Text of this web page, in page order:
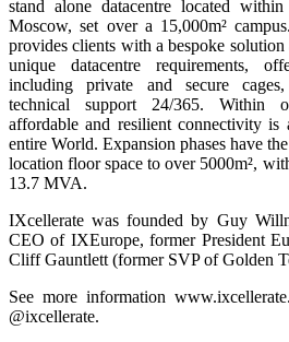
stand alone datacentre located
Moscow, set over a 15,000m²
provides clients with a bespoke
unique datacentre requirements,
including private and secure
technical support 24/365. Within
affordable and resilient connectivity is
entire World. Expansion phases have
location floor space to over 5000m²,
13.7 MVA.
IXcellerate was founded by Guy
CEO of IXEurope, former President
Cliff Gauntlett (former SVP of Golden
See more information
@ixcellerate.